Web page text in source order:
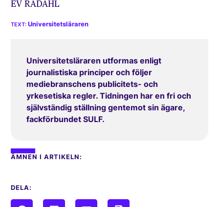
EV RÅDAHL
Universitetsläraren
Universitetsläraren utformas enligt
journalistiska principer och följer
mediebranschens publicitets- och
yrkesetiska regler. Tidningen har en fri och
självständig ställning gentemot sin ägare,
fackförbundet SULF.
ÄMNEN I ARTIKELN:
DELA: